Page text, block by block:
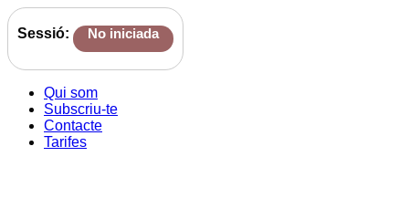
Sessió: No iniciada
Qui som
Subscriu-te
Contacte
Tarifes